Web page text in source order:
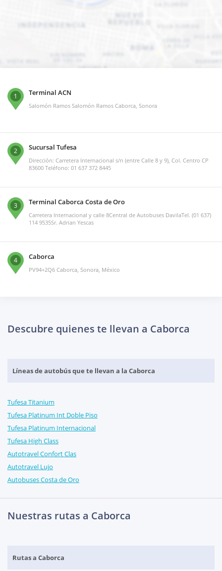
1 Terminal ACN
Salomón Ramos Salomón Ramos Caborca, Sonora
2 Sucursal Tufesa
Dirección: Carretera Internacional s/n (entre Calle 8 y 9), Col. Centro CP
83600 Teléfono: 01 637 372 8445
3 Terminal Caborca Costa de Oro
Carretera Internacional y calle 8Central de Autobuses DavilaTel. (01 637)
114 9535Sr. Adrian Yescas
4 Caborca
PV94+2Q6 Caborca, Sonora, México
Descubre quienes te llevan a Caborca
Líneas de autobús que te llevan a la Caborca
Tufesa Titanium
Tufesa Platinum Int Doble Piso
Tufesa Platinum Internacional
Tufesa High Class
Autotravel Confort Clas
Autotravel Lujo
Autobuses Costa de Oro
Nuestras rutas a Caborca
Rutas a Caborca